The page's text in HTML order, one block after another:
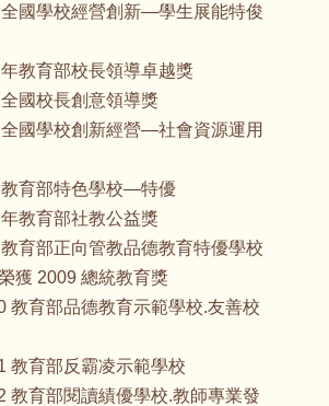
國學校經營創新—學生展能特俊
教育部校長領導卓越獎
國校長創意領導獎
國學校創新經營—社會資源運用
育部特色學校—特優
教育部社教公益獎
育部正向管教品德教育特優學校
獲 2009 總統教育獎
教育部品德教育示範學校.友善校
教育部反霸凌示範學校
教育部閱讀績優學校.教師專業發